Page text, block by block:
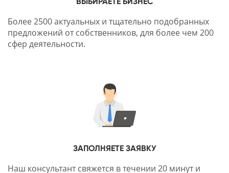
Более 2500 актуальных и тщательно подобранных
предложений от собственников, для более чем 200
сфер деятельности.
ЗАПОЛНЯЕТЕ ЗАЯВКУ
Наш консультант свяжется в течении 20 минут и